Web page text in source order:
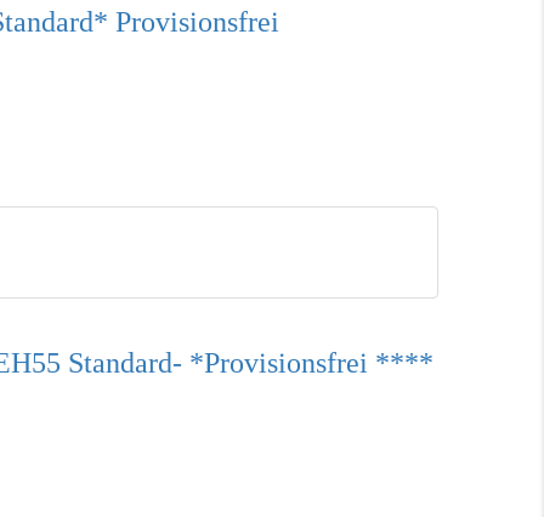
Provisionsfrei
Standard- *Provisionsfrei ****